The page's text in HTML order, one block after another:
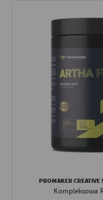
PROMAKER
Kompleksowa